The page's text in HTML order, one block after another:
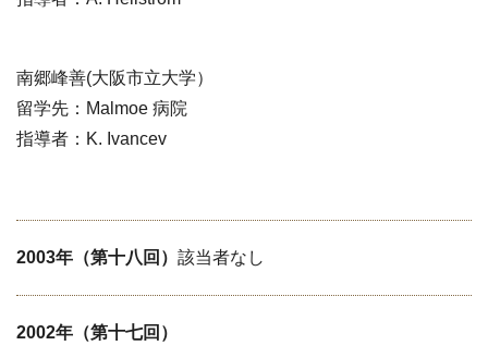
南郷峰善(大阪市立大学）
留学先：Malmoe 病院
指導者：K. Ivancev
2003年（第十八回） 該当者なし
2002年（第十七回）